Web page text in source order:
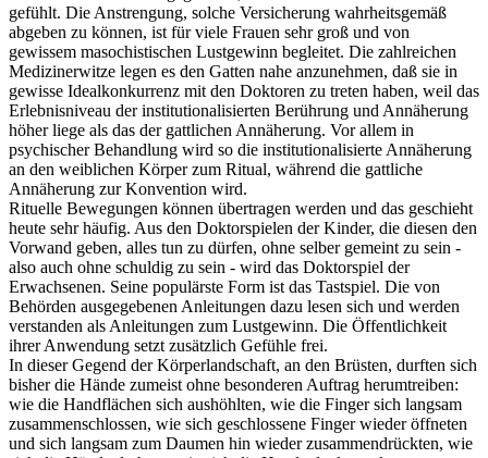
gefühlt. Die Anstrengung, solche Versicherung wahrheitsgemäß
abgeben zu können, ist für viele Frauen sehr groß und von
gewissem masochistischen Lustgewinn begleitet. Die zahlreichen
Medizinerwitze legen es den Gatten nahe anzunehmen, daß sie in
gewisse Idealkonkurrenz mit den Doktoren zu treten haben, weil das
Erlebnisniveau der institutionalisierten Berührung und Annäherung
höher liege als das der gattlichen Annäherung. Vor allem in
psychischer Behandlung wird so die institutionalisierte Annäherung
an den weiblichen Körper zum Ritual, während die gattliche
Annäherung zur Konvention wird.
Rituelle Bewegungen können übertragen werden und das geschieht
heute sehr häufig. Aus den Doktorspielen der Kinder, die diesen den
Vorwand geben, alles tun zu dürfen, ohne selber gemeint zu sein -
also auch ohne schuldig zu sein - wird das Doktorspiel der
Erwachsenen. Seine populärste Form ist das Tastspiel. Die von
Behörden ausgegebenen Anleitungen dazu lesen sich und werden
verstanden als Anleitungen zum Lustgewinn. Die Öffentlichkeit
ihrer Anwendung setzt zusätzlich Gefühle frei.
In dieser Gegend der Körperlandschaft, an den Brüsten, durften sich
bisher die Hände zumeist ohne besonderen Auftrag herumtreiben:
wie die Handflächen sich aushöhlten, wie die Finger sich langsam
zusammenschlossen, wie sich geschlossene Finger wieder öffneten
und sich langsam zum Daumen hin wieder zusammendrückten, wie